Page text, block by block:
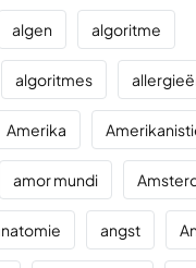
algen algoritme
algoritmes
Amerika
amor mundi
angst